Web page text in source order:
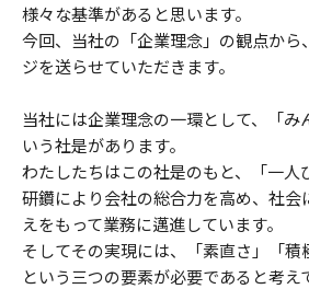
様々な基準があると思います。
今回、当社の「企業理念」の観点から
ジを送らせていただきます。
当社には企業理念の一環として、「み
いう社是があります。
わたしたちはこの社是のもと、「一人
研鑽により会社の総合力を高め、社会
えをもって業務に邁進しています。
そしてその実現には、「素直さ」「積
という三つの要素が必要であると考え